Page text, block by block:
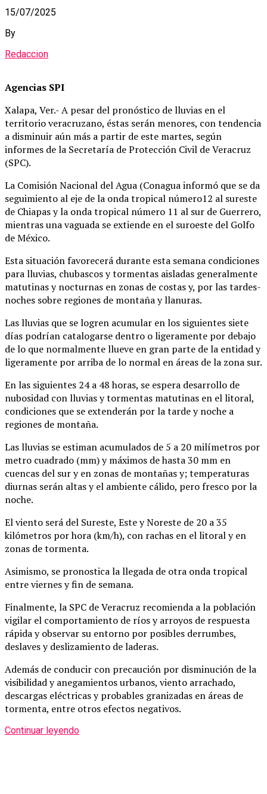
15/07/2025
By
Redaccion
Agencias SPI
Xalapa, Ver.- A pesar del pronóstico de lluvias en el
territorio veracruzano, éstas serán menores, con tendencia
a disminuir aún más a partir de este martes, según
informes de la Secretaría de Protección Civil de Veracruz
(SPC).
La Comisión Nacional del Agua (Conagua informó que se da
seguimiento al eje de la onda tropical número12 al sureste
de Chiapas y la onda tropical número 11 al sur de Guerrero,
mientras una vaguada se extiende en el suroeste del Golfo
de México.
Esta situación favorecerá durante esta semana condiciones
para lluvias, chubascos y tormentas aisladas generalmente
matutinas y nocturnas en zonas de costas y, por las tardes-
noches sobre regiones de montaña y llanuras.
Las lluvias que se logren acumular en los siguientes siete
días podrían catalogarse dentro o ligeramente por debajo
de lo que normalmente llueve en gran parte de la entidad y
ligeramente por arriba de lo normal en áreas de la zona sur.
En las siguientes 24 a 48 horas, se espera desarrollo de
nubosidad con lluvias y tormentas matutinas en el litoral,
condiciones que se extenderán por la tarde y noche a
regiones de montaña.
Las lluvias se estiman acumulados de 5 a 20 milímetros por
metro cuadrado (mm) y máximos de hasta 30 mm en
cuencas del sur y en zonas de montañas y; temperaturas
diurnas serán altas y el ambiente cálido, pero fresco por la
noche.
El viento será del Sureste, Este y Noreste de 20 a 35
kilómetros por hora (km/h), con rachas en el litoral y en
zonas de tormenta.
Asimismo, se pronostica la llegada de otra onda tropical
entre viernes y fin de semana.
Finalmente, la SPC de Veracruz recomienda a la población
vigilar el comportamiento de ríos y arroyos de respuesta
rápida y observar su entorno por posibles derrumbes,
deslaves y deslizamiento de laderas.
Además de conducir con precaución por disminución de la
visibilidad y anegamientos urbanos, viento arrachado,
descargas eléctricas y probables granizadas en áreas de
tormenta, entre otros efectos negativos.
Continuar leyendo